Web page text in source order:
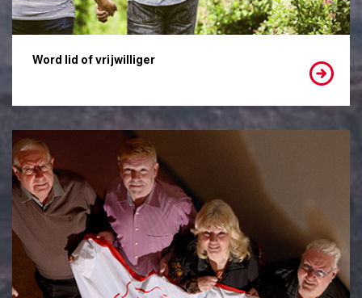
Word lid of vrijwilliger